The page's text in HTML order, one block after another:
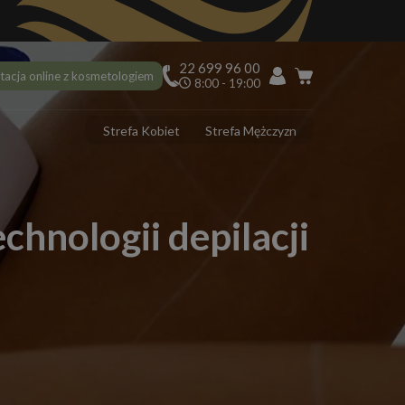
online z kosmetologiem 22 699 96 00
8:00 - 19:00
ciekawostek na 10 urodziny Depilacja.pl, o których mogłaś nie
laserowa latem – tak czy nie?
włoski z twarzy? 5 najlepszych sposobów
Strefa Kobiet Strefa Mężczyzn
depilacji